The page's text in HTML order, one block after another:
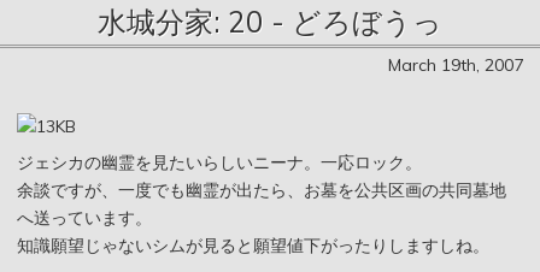
水城分家: 20 - どろぼうっ
March 19th, 2007
ジェシカの幽霊を見たいらしいニーナ。一応ロック。
余談ですが、一度でも幽霊が出たら、お墓を公共区画の共同墓地
へ送っています。
知識願望じゃないシムが見ると願望値下がったりしますしね。